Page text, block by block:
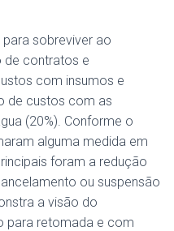
sobreviver ao
de contratos e
com insumos e
de custos com as
(20%). Conforme o
alguma medida em
foram a redução
ou suspensão
a visão do
para retomada e com